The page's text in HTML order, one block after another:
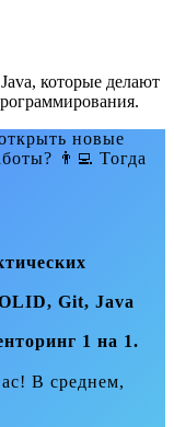
которые делают
новые
👨‍💻 Тогда
Git, Java
1 на 1.
В среднем,